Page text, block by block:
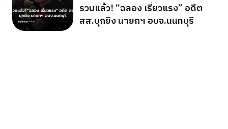
รวบแล้ว! “ฉลอง เรี่ยวแรง” อดีต
สส.บุกยิง นายกฯ อบจ.นนทบุรี